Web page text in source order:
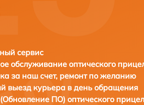
сервис
обслуживание оптического
за наш счет, ремонт по желанию
выезд курьера в день обращения
ПО) оптического